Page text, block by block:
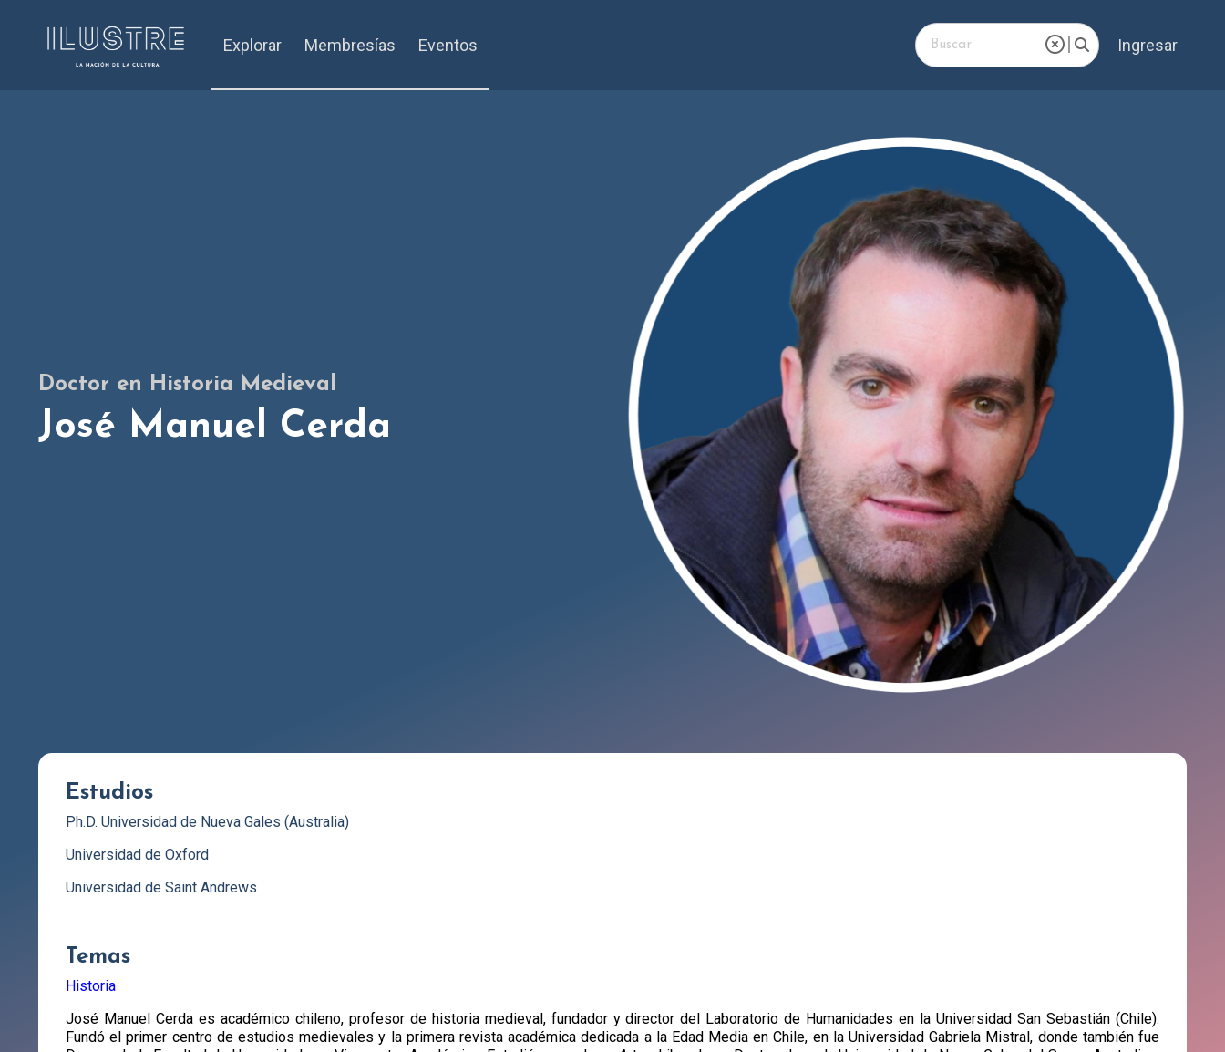
Explorar Membresías Eventos Ingresar
Doctor en Historia Medieval
José Manuel Cerda
Estudios
Ph.D. Universidad de Nueva Gales (Australia)
Universidad de Oxford
Universidad de Saint Andrews
Temas
Historia
José Manuel Cerda es académico chileno, profesor de historia medieval, fundador y director del Laboratorio de Humanidades en la Universidad San Sebastián (Chile).
Fundó el primer centro de estudios medievales y la primera revista académica dedicada a la Edad Media en Chile, en la Universidad Gabriela Mistral, donde también fue